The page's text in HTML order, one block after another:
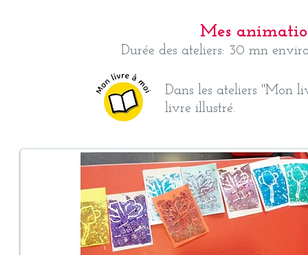
Mes
Durée des ateliers: 30 mn
Dans les ateliers "Mon
livre illustré.